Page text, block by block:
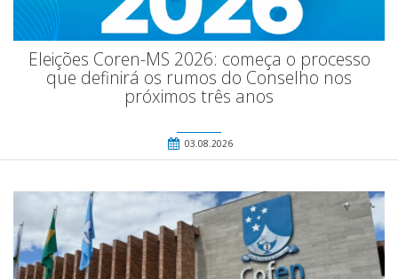
Eleições Coren-MS 2026: começa o processo
que definirá os rumos do Conselho nos
próximos três anos
03.08.2026